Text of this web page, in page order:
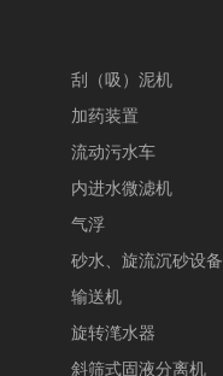
刮（吸）泥机
加药装置
流动污水车
内进水微滤机
气浮
砂水、旋流沉砂设备
输送机
旋转滗水器
斜筛式固液分离机